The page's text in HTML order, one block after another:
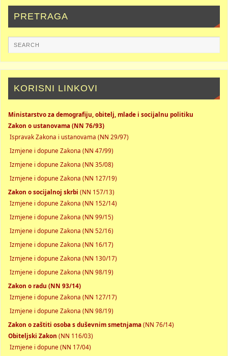
PRETRAGA
KORISNI LINKOVI
Ministarstvo za demografiju, obitelj, mlade i socijalnu politiku
Zakon o ustanovama (NN 76/93)
Ispravak Zakona i ustanovama (NN 29/97)
Izmjene i dopune Zakona (NN 47/99)
Izmjene i dopune Zakona (NN 35/08)
Izmjene i dopune Zakona (NN 127/19)
Zakon o socijalnoj skrbi (NN 157/13)
Izmjene i dopune Zakona (NN 152/14)
Izmjene i dopune Zakona (NN 99/15)
Izmjene i dopune Zakona (NN 52/16)
Izmjene i dopune Zakona (NN 16/17)
Izmjene i dopune Zakona (NN 130/17)
Izmjene i dopune Zakona (NN 98/19)
Zakon o radu (NN 93/14)
Izmjene i dopune Zakona (NN 127/17)
Izmjene i dopune Zakona (NN 98/19)
Zakon o zaštiti osoba s duševnim smetnjama(NN 76/14)
Obiteljski Zakon (NN 116/03)
Izmjene i dopune (NN 17/04)